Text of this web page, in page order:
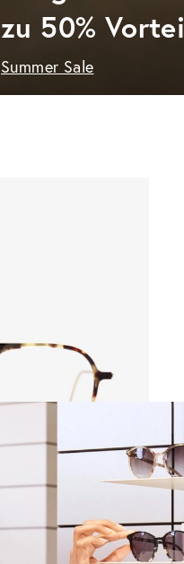
zu 50%
Summer Sale